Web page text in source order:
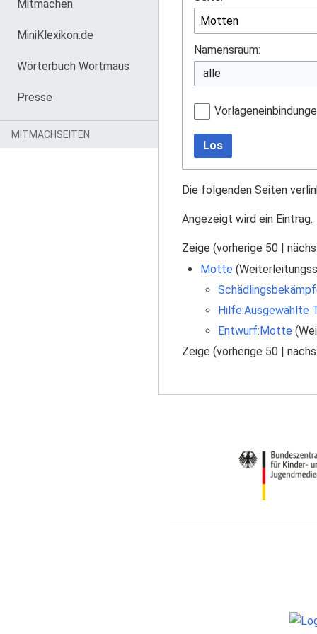
Namensraum:
Los
Die folgenden Seiten
Angezeigt wird ein Eintrag.
Zeige (vorherige 50 |
Motte
Hilfe:Ausgewählte
Entwurf:Motte
Zeige (vorherige 50
Mitmachen
MiniKlexikon.de
Wörterbuch Wortmaus
Presse
MITMACHSEITEN